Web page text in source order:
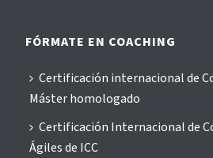
FÓRMATE EN COACHING
Certificación internacional de
Máster homologado
Certificación Internacional de
Ágiles de ICC